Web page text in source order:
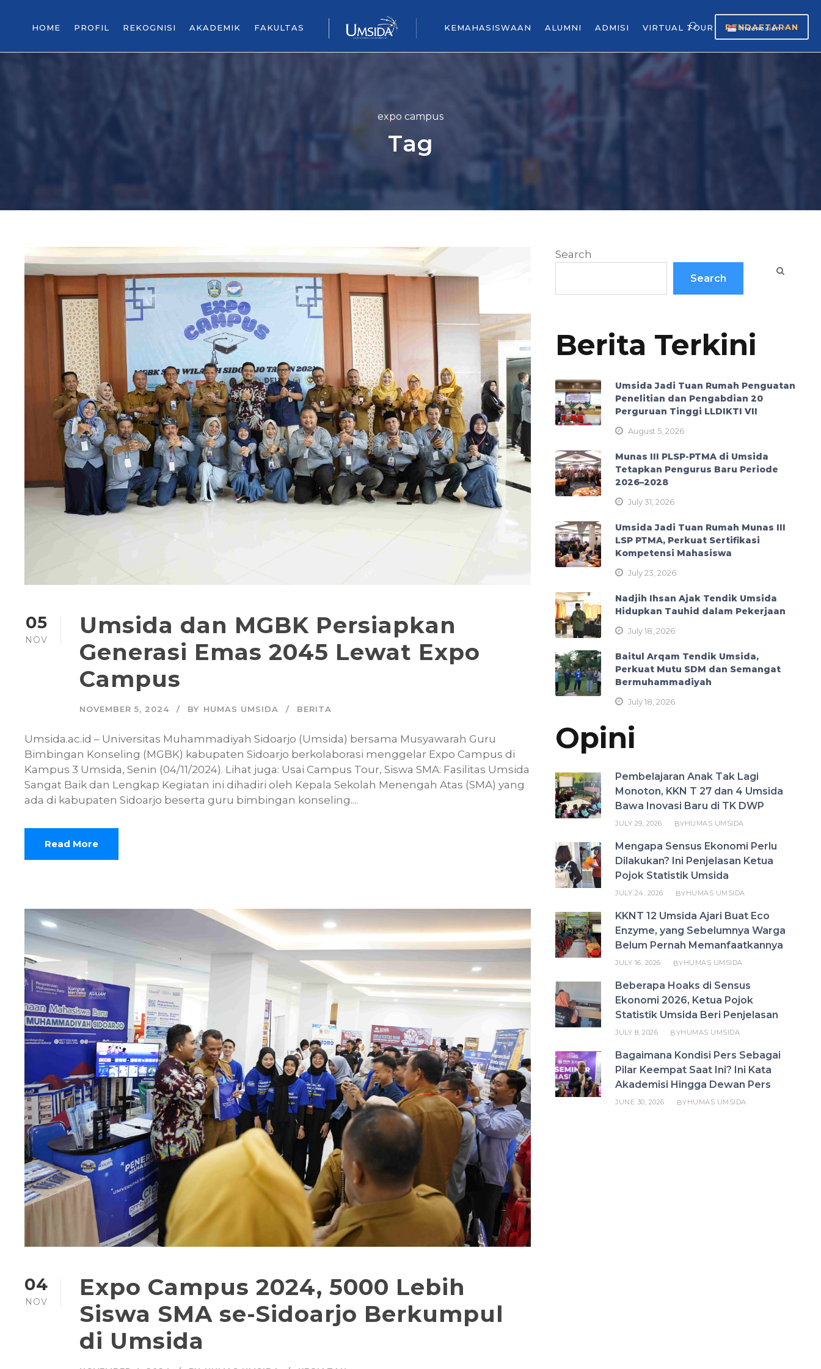
HOME PROFIL REKOGNISI AKADEMIK FAKULTAS KEMAHASISWAAN ALUMNI ADMISI VIRTUAL TOUR Indonesian ▼
PENDAFTARAN
expo campus
Tag
05
NOV
Umsida dan MGBK Persiapkan
Generasi Emas 2045 Lewat Expo
Campus
NOVEMBER 5, 2024 BY HUMAS UMSIDA BERITA
Umsida.ac.id – Universitas Muhammadiyah Sidoarjo (Umsida) bersama Musyawarah Guru
Bimbingan Konseling (MGBK) kabupaten Sidoarjo berkolaborasi menggelar Expo Campus di
Kampus 3 Umsida, Senin (04/11/2024). Lihat juga: Usai Campus Tour, Siswa SMA: Fasilitas Umsida
Sangat Baik dan Lengkap Kegiatan ini dihadiri oleh Kepala Sekolah Menengah Atas (SMA) yang
ada di kabupaten Sidoarjo beserta guru bimbingan konseling....
Read More
04
NOV
Expo Campus 2024, 5000 Lebih
Siswa SMA se-Sidoarjo Berkumpul
di Umsida
Search
Search
Berita Terkini
Umsida Jadi Tuan Rumah Penguatan
Penelitian dan Pengabdian 20
Perguruan Tinggi LLDIKTI VII
August 5, 2026
Munas III PLSP-PTMA di Umsida
Tetapkan Pengurus Baru Periode
2026–2028
July 31, 2026
Umsida Jadi Tuan Rumah Munas III
LSP PTMA, Perkuat Sertifikasi
Kompetensi Mahasiswa
July 23, 2026
Nadjih Ihsan Ajak Tendik Umsida
Hidupkan Tauhid dalam Pekerjaan
July 18, 2026
Baitul Arqam Tendik Umsida,
Perkuat Mutu SDM dan Semangat
Bermuhammadiyah
July 18, 2026
Opini
Pembelajaran Anak Tak Lagi
Monoton, KKN T 27 dan 4 Umsida
Bawa Inovasi Baru di TK DWP
JULY 29, 2026 BYHUMAS UMSIDA
Mengapa Sensus Ekonomi Perlu
Dilakukan? Ini Penjelasan Ketua
Pojok Statistik Umsida
JULY 24, 2026 BYHUMAS UMSIDA
KKNT 12 Umsida Ajari Buat Eco
Enzyme, yang Sebelumnya Warga
Belum Pernah Memanfaatkannya
JULY 16, 2026 BYHUMAS UMSIDA
Beberapa Hoaks di Sensus
Ekonomi 2026, Ketua Pojok
Statistik Umsida Beri Penjelasan
JULY 8, 2026 BYHUMAS UMSIDA
Bagaimana Kondisi Pers Sebagai
Pilar Keempat Saat Ini? Ini Kata
Akademisi Hingga Dewan Pers
JUNE 30, 2026 BYHUMAS UMSIDA